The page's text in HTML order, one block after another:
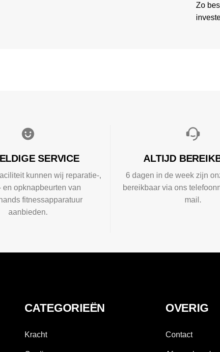
Zo
SERVICE
kunnen wij reparatie-,
en opknapbeurten van
fitnessapparatuur
aanbieden.
ALTIJD
6 dagen in de week zijn
bereikbaar via ons
mail.
CATEGORIEËN
Kracht
OVERIG
Contact